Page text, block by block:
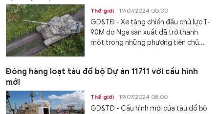
Thế giới 19/07/2024 00:00
GD&TĐ - Xe tăng chiến đấu chủ lực T-
90M do Nga sản xuất đã trở thành
một trong những phương tiện chủ...
Đóng hàng loạt tàu đổ bộ Dự án 11711 với cấu hình
mới
Thế giới 19/07/2024 08:00
GD&TĐ - Cấu hình mới của tàu đổ bộ